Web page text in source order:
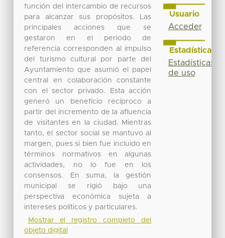
función del intercambio de recursos
para alcanzar sus propósitos. Las
principales acciones que se
gestaron en el periodo de
referencia corresponden al impulso
del turismo cultural por parte del
Ayuntamiento que asumió el papel
central en colaboración constante
con el sector privado. Esta acción
generó un beneficio recíproco a
partir del incremento de la afluencia
de visitantes en la ciudad. Mientras
tanto, el sector social se mantuvo al
margen, pues si bien fue incluido en
términos normativos en algunas
actividades, no lo fue en los
consensos. En suma, la gestión
municipal se rigió bajo una
perspectiva económica sujeta a
intereses políticos y particulares.
Mostrar el registro completo del
objeto digital
Usuario
Acceder
Estadísticas
Estadísticas
de uso